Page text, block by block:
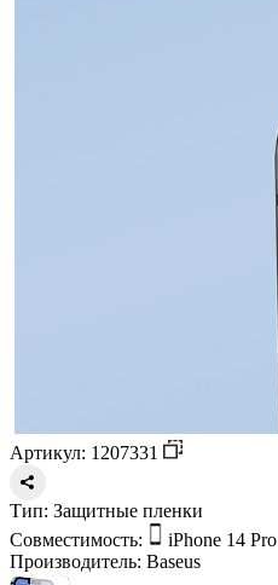
Артикул: 1207331
Тип: Защитные пленки
Совместимость:
iPhone 14 Pro
Производитель: Baseus